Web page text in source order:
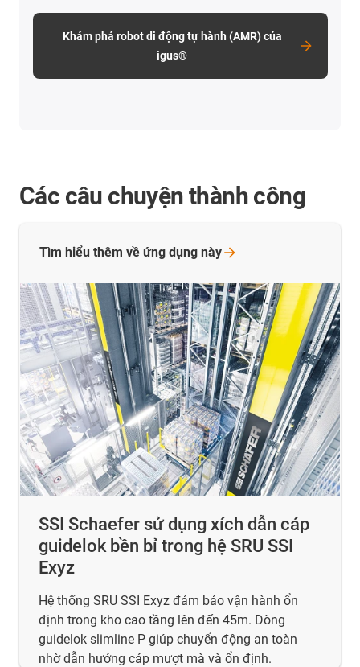
Khám phá robot di động tự hành (AMR) của
igus®
Các câu chuyện thành công
SSI Schaefer sử dụng xích dẫn cáp
guidelok bền bỉ trong hệ SRU SSI
Exyz
Hệ thống SRU SSI Exyz đảm bảo vận hành ổn
định trong kho cao tầng lên đến 45m. Dòng
guidelok slimline P giúp chuyển động an toàn
nhờ dẫn hướng cáp mượt mà và ổn định.
Tìm hiểu thêm về ứng dụng này